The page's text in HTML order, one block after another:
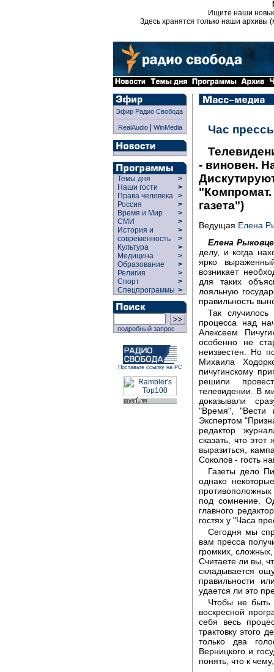
Ищите наши
Здесь хранятся только наши архивы
Эфир Радио Свобода
RealAudio| WinMedia
Темы дня
>
Наши гости
>
Права человека >
Россия
>
Время и Мир
>
СМИ
>
История и
современность
>
>
Культура
>
Медицина
>
Образование
>
Религия
>
Спорт
>
Спецпрограммы >
подробный запрос
Поставьте ссылку на РС
Час
- виновен.
газета")
Ведущая Елена
Елена
делу, и когда
ярко
возникает
для таких
лояльную
правильность
Так
процесса над
Алексеем
особенно не
неизвестен. Но
Михаила
пичугинскому
решили
телевидении. В
доказывали
"Время", "Вести
Экспертом
редактор
сказать, что
выразиться,
Соколов - гость
Газеты дело
однако
под сомнение.
главного
гостях у "Часа
Сегодня мы
вам пресса
громких,
Считаете ли вы,
складывается
правильности
удается ли это
Чтобы не быть
воскресной
себя весь
трактовку этого
только два
Верницкого и
понять, что к